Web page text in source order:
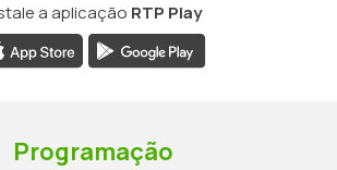
a aplicação RTP Play
Programação